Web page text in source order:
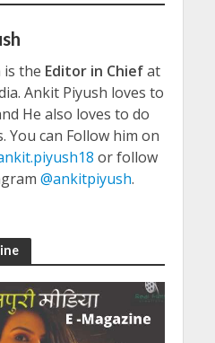
is the Editor in Chiefat
Ankit Piyush loves to
He also loves to do
You can Follow him on
or follow
@ankitpiyush.